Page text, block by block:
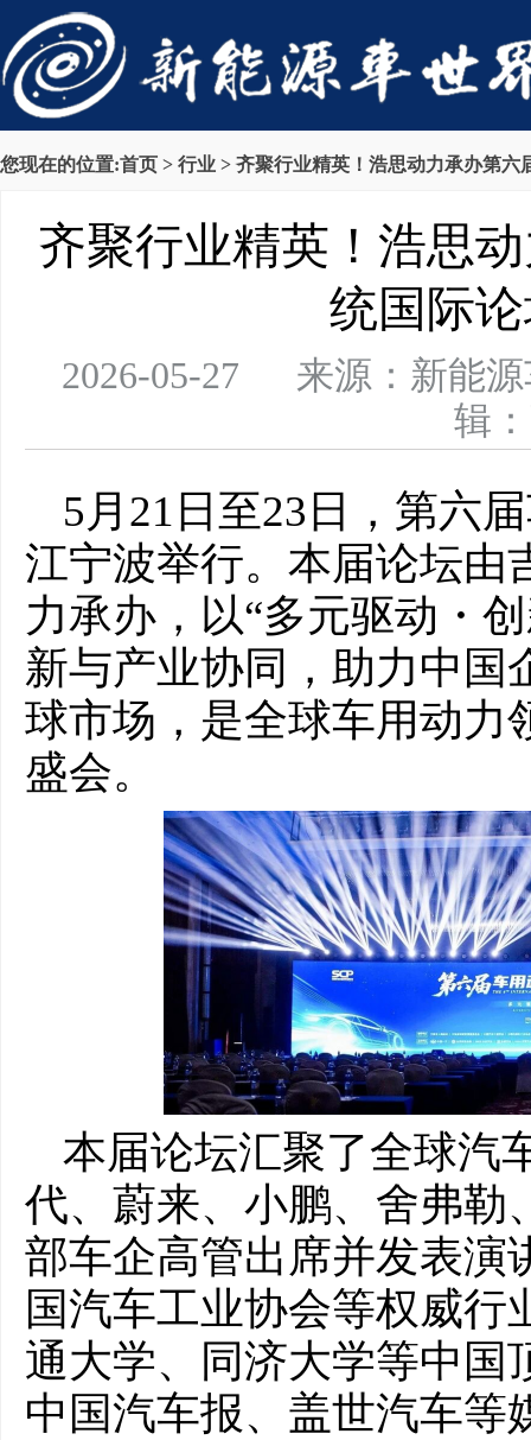
您现在的位置:首页 > 行业 > 齐聚行业精英！浩思动力承办第六
齐聚行业精英！浩思
统国际
2026-05-27 来源：新能
辑
5月21日至23日，第六
江宁波举行。本届论坛由
力承办，以“多元驱动・
新与产业协同，助力中国
球市场，是全球车用动力
盛会。
本届论坛汇聚了全球汽
代、蔚来、小鹏、舍弗勒
部车企高管出席并发表演
国汽车工业协会等权威
通大学、同济大学等中国
中国汽车报、盖世汽车等